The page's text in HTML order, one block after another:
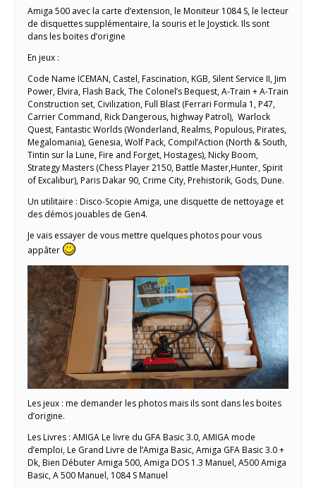
Amiga 500 avec la carte d’extension, le Moniteur 1084 S, le lecteur
de disquettes supplémentaire, la souris et le Joystick. Ils sont
dans les boites d’origine
En jeux :
Code Name ICEMAN, Castel, Fascination, KGB, Silent Service II, Jim
Power, Elvira, Flash Back, The Colonel’s Bequest, A-Train + A-Train
Construction set, Civilization, Full Blast (Ferrari Formula 1, P47,
Carrier Command, Rick Dangerous, highway Patrol), Warlock
Quest, Fantastic Worlds (Wonderland, Realms, Populous, Pirates,
Megalomania), Genesia, Wolf Pack, Compil’Action (North & South,
Tintin sur la Lune, Fire and Forget, Hostages), Nicky Boom,
Strategy Masters (Chess Player 2150, Battle Master,Hunter, Spirit
of Excalibur), Paris Dakar 90, Crime City, Prehistorik, Gods, Dune.
Un utilitaire : Disco-Scopie Amiga, une disquette de nettoyage et
des démos jouables de Gen4.
Je vais essayer de vous mettre quelques photos pour vous
appâter
Les jeux : me demander les photos mais ils sont dans les boites
d’origine.
Les Livres : AMIGA Le livre du GFA Basic 3.0, AMIGA mode
d’emploi, Le Grand Livre de l’Amiga Basic, Amiga GFA Basic 3.0 +
Dk, Bien Débuter Amiga 500, Amiga DOS 1.3 Manuel, A500 Amiga
Basic, A 500 Manuel, 1084 S Manuel